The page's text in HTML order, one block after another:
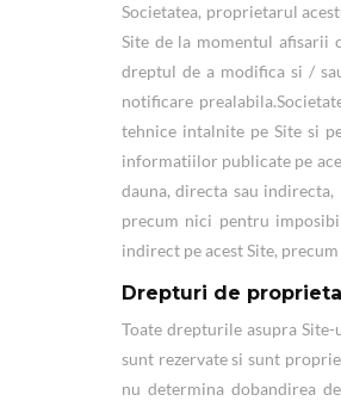
Societatea, proprietarul
Site de la momentul afisarii
dreptul de a modifica si /
notificare
tehnice intalnite pe Site si
informatiilor publicate pe
dauna, directa sau indirecta,
precum nici pentru
indirect pe acest Site,
Drepturi de
Toate drepturile asupra
sunt rezervate si sunt
nu determina dobandirea